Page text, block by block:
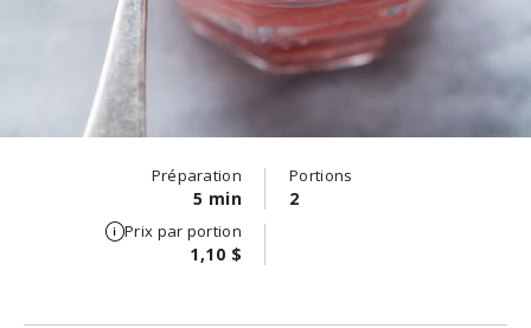
Préparation
5 min
Portions
2
Prix par portion
1,10 $